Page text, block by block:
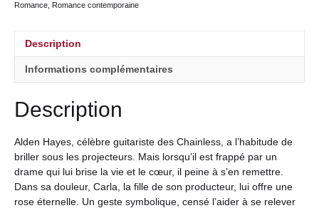
Romance
Romance contemporaine
Description
Informations complémentaires
Description
Alden Hayes, célèbre guitariste des Chainless, a l’habitude de
briller sous les projecteurs. Mais lorsqu’il est frappé par un
drame qui lui brise la vie et le cœur, il peine à s’en remettre.
Dans sa douleur, Carla, la fille de son producteur, lui offre une
rose éternelle. Un geste symbolique, censé l’aider à se relever